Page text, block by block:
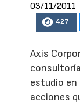
03/11/2011
427
Axis
estudio en
acciones